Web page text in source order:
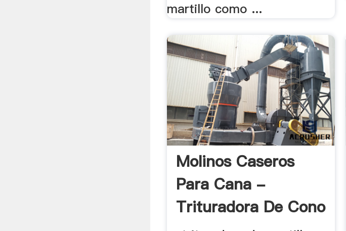
martillo como ...
Molinos Caseros
Para Cana -
Trituradora De Cono